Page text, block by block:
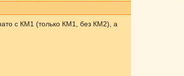
с КМ1 (только КМ1, без КМ2), а